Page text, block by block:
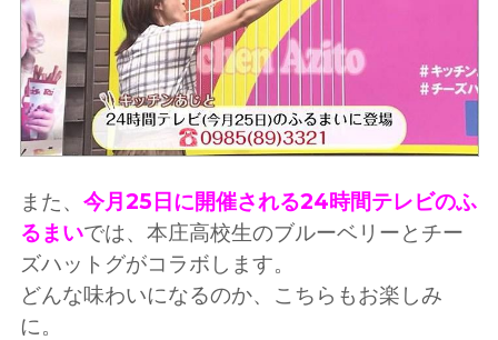
また、 今月25日に開催される24時間テレビのふ
るまいでは、本庄高校生のブルーベリーとチー
ズハットグがコラボします。
どんな味わいになるのか、こちらもお楽しみ
に。